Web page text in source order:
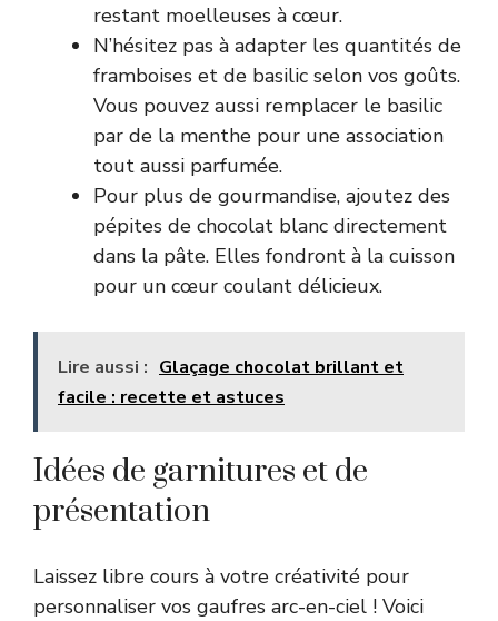
restant moelleuses à cœur.
N’hésitez pas à adapter les quantités de
framboises et de basilic selon vos goûts.
Vous pouvez aussi remplacer le basilic
par de la menthe pour une association
tout aussi parfumée.
Pour plus de gourmandise, ajoutez des
pépites de chocolat blanc directement
dans la pâte. Elles fondront à la cuisson
pour un cœur coulant délicieux.
Lire aussi : Glaçage chocolat brillant et
facile : recette et astuces
Idées de garnitures et de
présentation
Laissez libre cours à votre créativité pour
personnaliser vos gaufres arc-en-ciel ! Voici